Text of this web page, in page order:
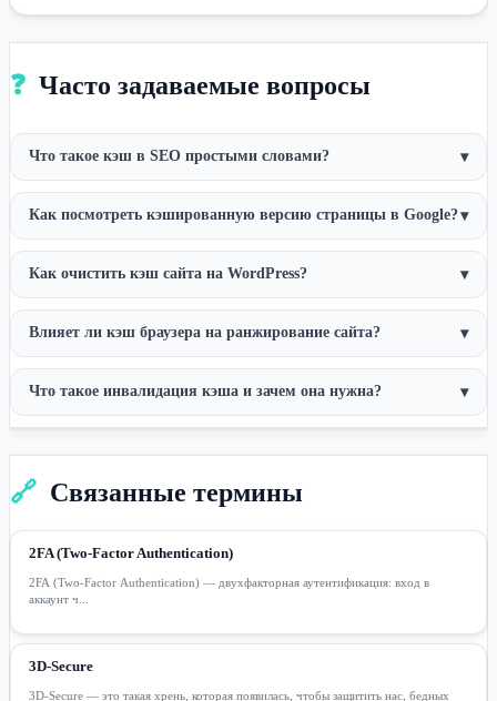
❓ Часто задаваемые вопросы
Что такое кэш в SEO простыми словами? ▾
Как посмотреть кэшированную версию страницы в Google?▾
Как очистить кэш сайта на WordPress? ▾
Влияет ли кэш браузера на ранжирование сайта? ▾
Что такое инвалидация кэша и зачем она нужна? ▾
🔗 Связанные термины
2FA (Two-Factor Authentication)
2FA (Two-Factor Authentication) — двухфакторная аутентификация: вход в
аккаунт ч...
3D-Secure
3D-Secure — это такая хрень, которая появилась, чтобы защитить нас, бедных